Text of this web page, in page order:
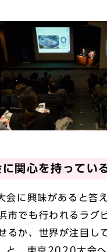
関心を持ってい
に興味があると答
市でも行われるラ
るか、世界が注目